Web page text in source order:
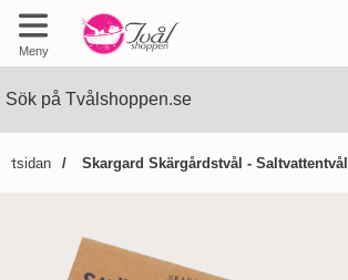
Meny
Skargard Skärgårdstvål -